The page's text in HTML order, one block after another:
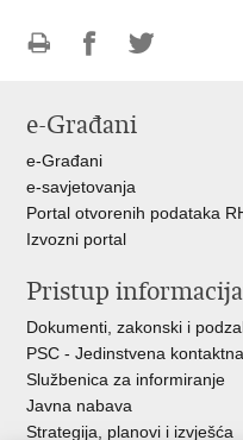
FacebookuTwitteru
e-Građani
e-Građani
e-savjetovanja
Portal otvorenih podataka
Izvozni portal
Pristup
Dokumenti, zakonski i
PSC - Jedinstvena
Službenica za informiranje
Javna nabava
Strategija, planovi i izvješća